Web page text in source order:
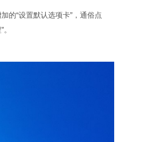
的“设置默认选项卡”，通俗点